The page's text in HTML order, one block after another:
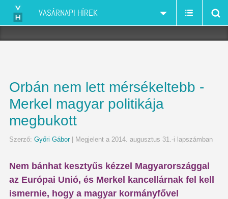
VASÁRNAPI HÍREK
Orbán nem lett mérsékeltebb -
Merkel magyar politikája
megbukott
Szerző: Győri Gábor| Megjelent a 2014. augusztus 31.-i lapszámban
Nem bánhat kesztyűs kézzel Magyarországgal
az Európai Unió, és Merkel kancellárnak fel kell
ismernie, hogy a magyar kormányfővel